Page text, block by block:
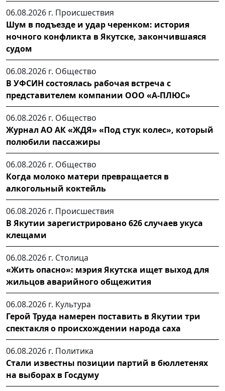
06.08.2026 г. Происшествия
Шум в подъезде и удар черенком: история
ночного конфликта в Якутске, закончившаяся
судом
06.08.2026 г. Общество
В УФСИН состоялась рабочая встреча с
представителем компании ООО «А-ПЛЮС»
06.08.2026 г. Общество
Журнал АО АК «ЖДЯ» «Под стук колес», который
полюбили пассажиры
06.08.2026 г. Общество
Когда молоко матери превращается в
алкогольный коктейль
06.08.2026 г. Происшествия
В Якутии зарегистрировано 626 случаев укуса
клещами
06.08.2026 г. Столица
«Жить опасно»: мэрия Якутска ищет выход для
жильцов аварийного общежития
06.08.2026 г. Культура
Герой Труда намерен поставить в Якутии три
спектакля о происхождении народа саха
06.08.2026 г. Политика
Стали известны позиции партий в бюллетенях
на выборах в Госдуму